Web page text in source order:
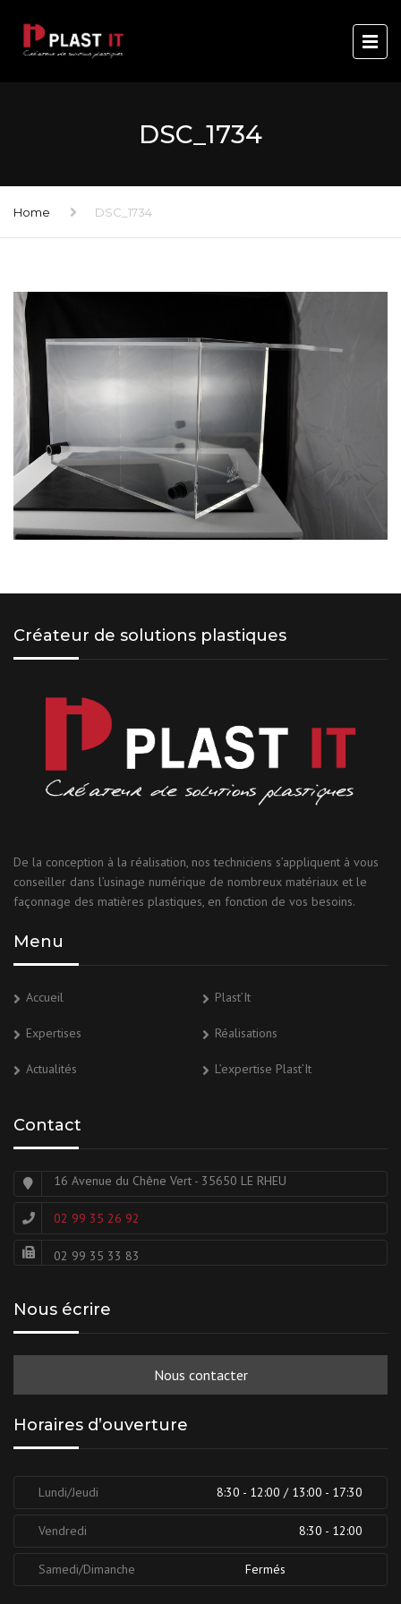
DSC_1734
Home DSC_1734
Créateur de solutions plastiques
De la conception à la réalisation, nos techniciens s’appliquent à vous
conseiller dans l’usinage numérique de nombreux matériaux et le
façonnage des matières plastiques, en fonction de vos besoins.
Menu
Accueil Plast’It
Expertises Réalisations
Actualités L’expertise Plast’It
Contact
16 Avenue du Chêne Vert - 35650 LE RHEU
02 99 35 26 92
02 99 35 33 83
Nous écrire
Nous contacter
Horaires d’ouverture
Lundi/Jeudi 8:30 - 12:00 / 13:00 - 17:30
Vendredi 8:30 - 12:00
Samedi/Dimanche Fermés